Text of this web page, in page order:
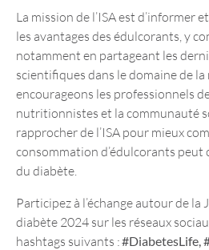
La mission de l’ISA est d’informer
les avantages des édulcorants, y
notamment en partageant les
scientifiques dans le domaine de
encourageons les professionnels
nutritionnistes et la communauté
rapprocher de l’ISA pour mieux
consommation d’édulcorants peut
du diabète.
Participez à l’échange autour de la
diabète 2024 sur les réseaux
hashtags suivants :#DiabetesLife,